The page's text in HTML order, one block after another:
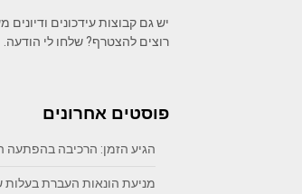
יש גם קבוצות עידכונים ודיונים
רוצים להצטרף? שלחו לי הודעה.
פוסטים אחרונים
הגיע הזמן: הרכיבה בהפתעה ה-11 יוצאת
מניעת הונאות העברת בעלות